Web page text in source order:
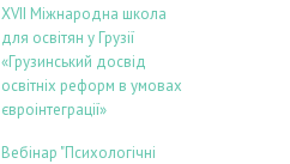
ХVIІ Міжнародна школа
для освітян у Грузії
«Грузинський досвід
освітніх реформ в умовах
євроінтеграції»
Вебінар "Психологічні